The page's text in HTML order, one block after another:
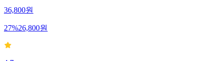
36,800원
27%26,800원